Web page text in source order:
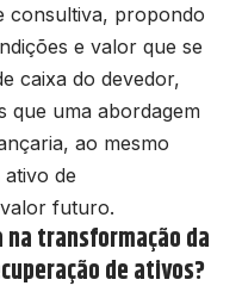
consultiva, propondo
e valor que se
caixa do devedor,
que uma abordagem
ao mesmo
de
futuro.
na transformação da
de ativos?